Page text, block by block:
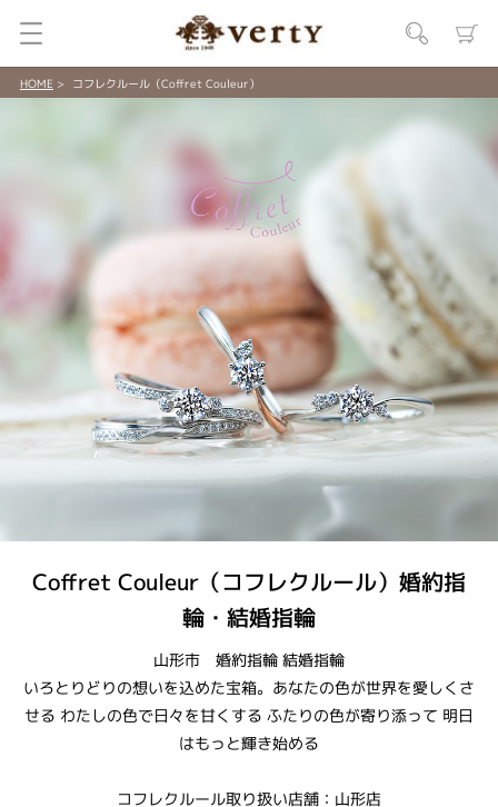
HOME コフレクルール（Coffret Couleur）
Coffret Couleur（コフレクルール）婚約指
輪・結婚指輪
山形市 婚約指輪 結婚指輪
いろとりどりの想いを込めた宝箱。あなたの色が世界を愛しくさ
せる わたしの色で日々を甘くする ふたりの色が寄り添って 明日
はもっと輝き始める
コフレクルール取り扱い店舗：山形店